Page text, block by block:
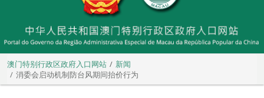
澳门特别行政区政府入口网站
新闻
消委会启动机制防台风期间抬价行为